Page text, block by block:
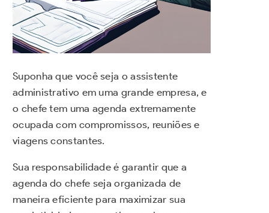
Suponha que você seja o assistente
administrativo em uma grande empresa, e
o chefe tem uma agenda extremamente
ocupada com compromissos, reuniões e
viagens constantes.
Sua responsabilidade é garantir que a
agenda do chefe seja organizada de
maneira eficiente para maximizar sua